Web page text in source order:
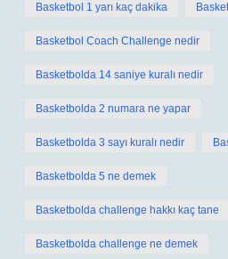
Basketbol 1 yarı kaç dakika
Basketbol Coach Challenge nedir
Basketbolda 14 saniye kuralı nedir
Basketbolda 2 numara ne yapar
Basketbolda 3 sayı kuralı nedir
Basketbolda 5 ne demek
Basketbolda challenge hakkı kaç tane
Basketbolda challenge ne demek